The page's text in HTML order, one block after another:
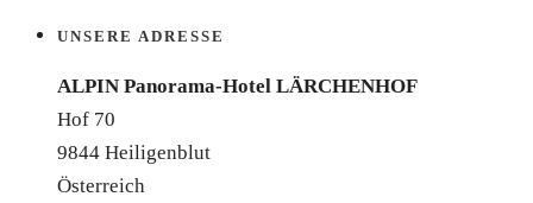
UNSERE ADRESSE
ALPIN Panorama-Hotel LÄRCHENHOF
Hof 70
9844 Heiligenblut
Österreich